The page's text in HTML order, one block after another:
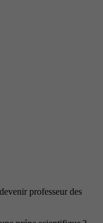
professeur des